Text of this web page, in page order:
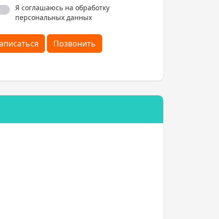
Я соглашаюсь на обработку
персональных данных
Позвонить